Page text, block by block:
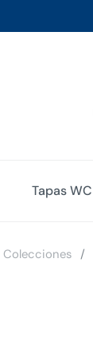
Tapas WC
Colecciones /